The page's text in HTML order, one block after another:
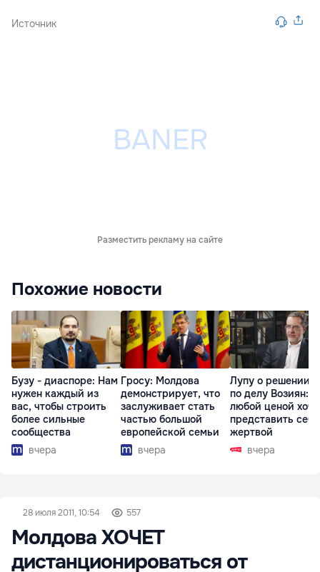
Источник
Разместить рекламу на сайте
Похожие новости
Бузу - диаспоре: Нам
нужен каждый из
вас, чтобы строить
более сильные
сообщества
вчера
Гросу: Молдова
демонстрирует, что
заслуживает стать
частью большой
европейской семьи
вчера
Лупу о решении
по делу Возиян:
любой ценой
представить себя
жертвой
вчера
28 июля 2011, 10:54 557
Молдова ХОЧЕТ
дистанционироваться от